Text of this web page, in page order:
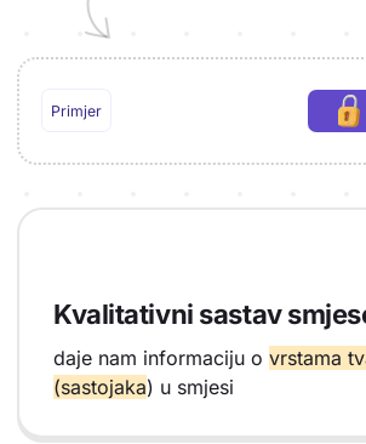
Primjer
Kvalitativni sastav
daje nam informaciju o vrstama
(sastojaka) u smjesi